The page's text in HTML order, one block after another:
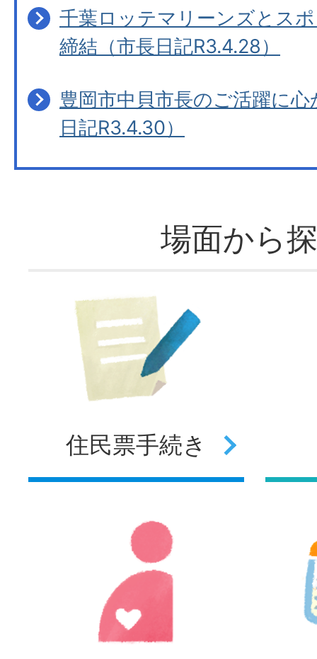
千葉ロッテマリーンズとス
締結（市長日記R3.4.28）
豊岡市中貝市長のご活躍に
日記R3.4.30）
場面から
住民票手続き